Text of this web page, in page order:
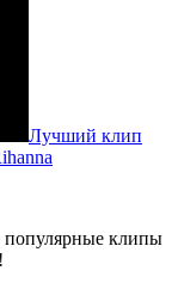
Лучший клип
популярные клипы